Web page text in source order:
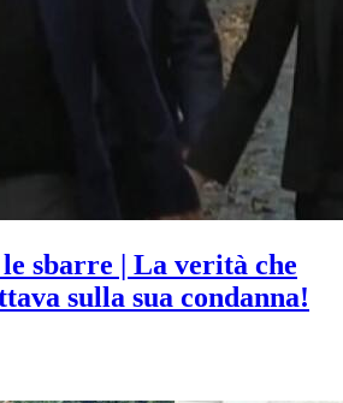
sbarre | La verità che
sulla sua condanna!